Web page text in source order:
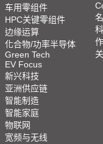
车用零组件
HPC关键零组件
边缘运算
化合物/功率半导体
Green Tech
EV Focus
新兴科技
亚洲供应链
智能制造
智能家庭
物联网
宽频与无线